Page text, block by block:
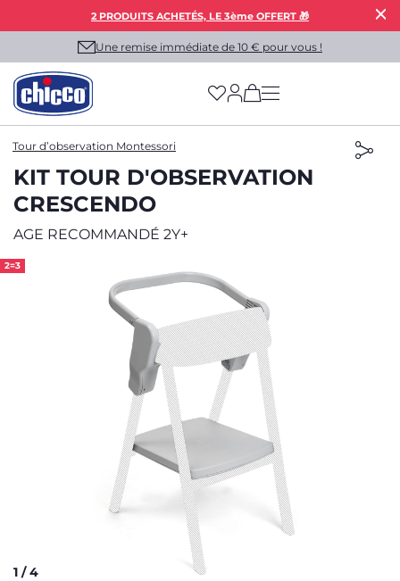
2 PRODUITS ACHETÉS, LE 3ème OFFERT 🎁
Une remise immédiate de 10 € pour vous !
(has more options
Tour d’observation Montessori
KIT TOUR D'OBSERVATION
CRESCENDO
AGE RECOMMANDÉ 2Y+
2=3
1 /4